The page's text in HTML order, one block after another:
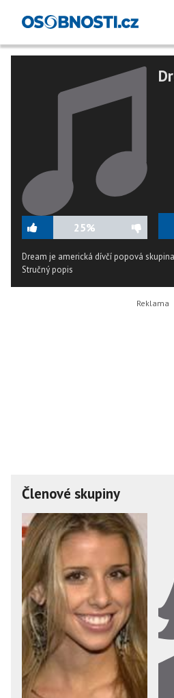
25%
Dream je americká dívčí popová
Stručný popis
Členové skupiny